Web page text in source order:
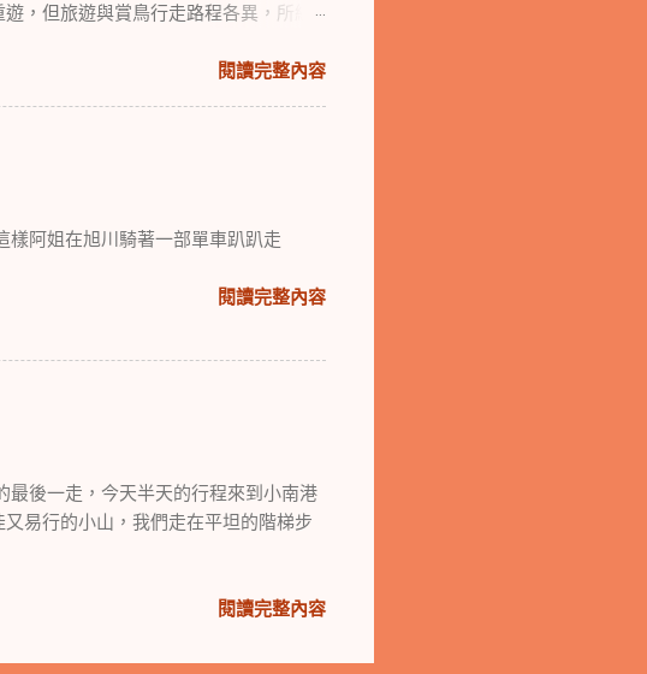
，但旅遊與賞鳥行走路程各異，所經
閱讀完整內容
樣阿姐在旭川騎著一部單車趴趴走
閱讀完整內容
後一走，今天半天的行程來到小南港
易行的小山，我們走在平坦的階梯步
閱讀完整內容